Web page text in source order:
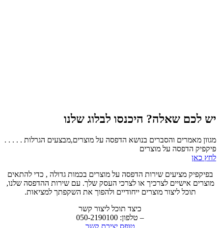
יש לכם שאלה? היכנסו לבלוג שלנו
מגוון מאמרים והסברים בנושא הדפסה על מוצרים,מבצעים הגרלות . . . . .
פיקפיק הדפסה על מוצרים
לחץ כאן
בפיקפיק מציעים שירות הדפסה על מוצרים בכמות גדולה , כדי להתאים
מוצרים אישיים לצרכיך או לצרכי העסק שלך. עם שירות ההדפסה שלנו,
תוכל ליצור מוצרים ייחודיים ולהפוך את השקפתך למציאות.
כיצד תוכל ליצור קשר
– טלפון: 050-2190100
טופס יצירת קשר